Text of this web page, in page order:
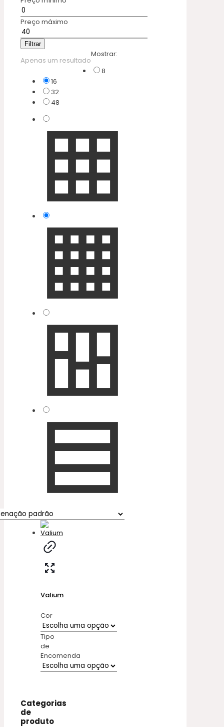
Preço máximo
Filtrar
Apenas um resultado
Mostrar:
8
16
32
48
Valium
Cor
Tipo
de
Encomenda
Categorias
de
produto